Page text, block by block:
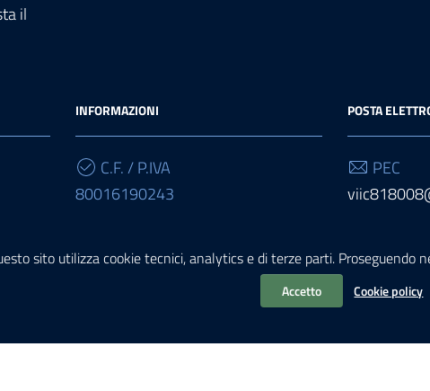
sito utilizza cookie tecnici, analytics e di terze parti. Proseguendo
Accetto Cookie policy
il
INFORMAZIONI
C.F. / P.IVA
80016190243
UFDZXU
POSTA
PEC